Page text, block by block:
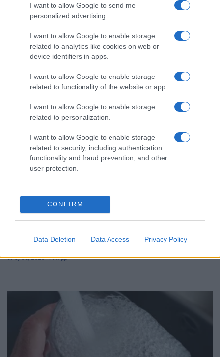
I want to allow Google to send me
personalized advertising.
I want to allow Google to enable storage
related to analytics like cookies on web or
device identifiers in apps.
I want to allow Google to enable storage
related to functionality of the website or app.
I want to allow Google to enable storage
related to personalization.
I want to allow Google to enable storage
related to security, including authentication
functionality and fraud prevention, and other
user protection.
CONFIRM
Data Deletion Data Access Privacy Policy
ΕΛΛΑΔΑ
ιστορία η τριήμερη 39η Γιορτή Σαρδέλας – Το
σήμα κατατεθέν του κόλπου της Καλλονής
ΕΛΛΑΔΑ
Σχέδιο κρατικής αρωγής για τους πληγέντες από
φοροελαφρύνσεις
5/08/2026 - 7:49μμ